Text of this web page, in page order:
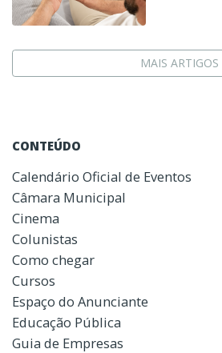
MAIS ARTIGOS
CONTEÚDO
Calendário Oficial de Eventos
Câmara Municipal
Cinema
Colunistas
Como chegar
Cursos
Espaço do Anunciante
Educação Pública
Guia de Empresas